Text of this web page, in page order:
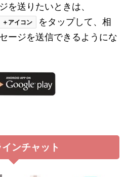
を送りたいときは、
＋アイコン
をタップして、相
ージを送信できるようにな
ンチャット